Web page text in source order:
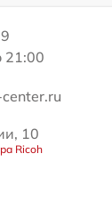
21:00
10
Ricoh